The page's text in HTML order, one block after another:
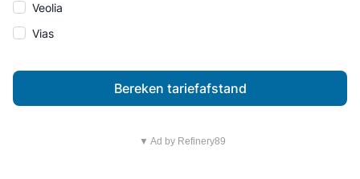
Veolia
Vias
Bereken tariefafstand
▼ Ad by Refinery89